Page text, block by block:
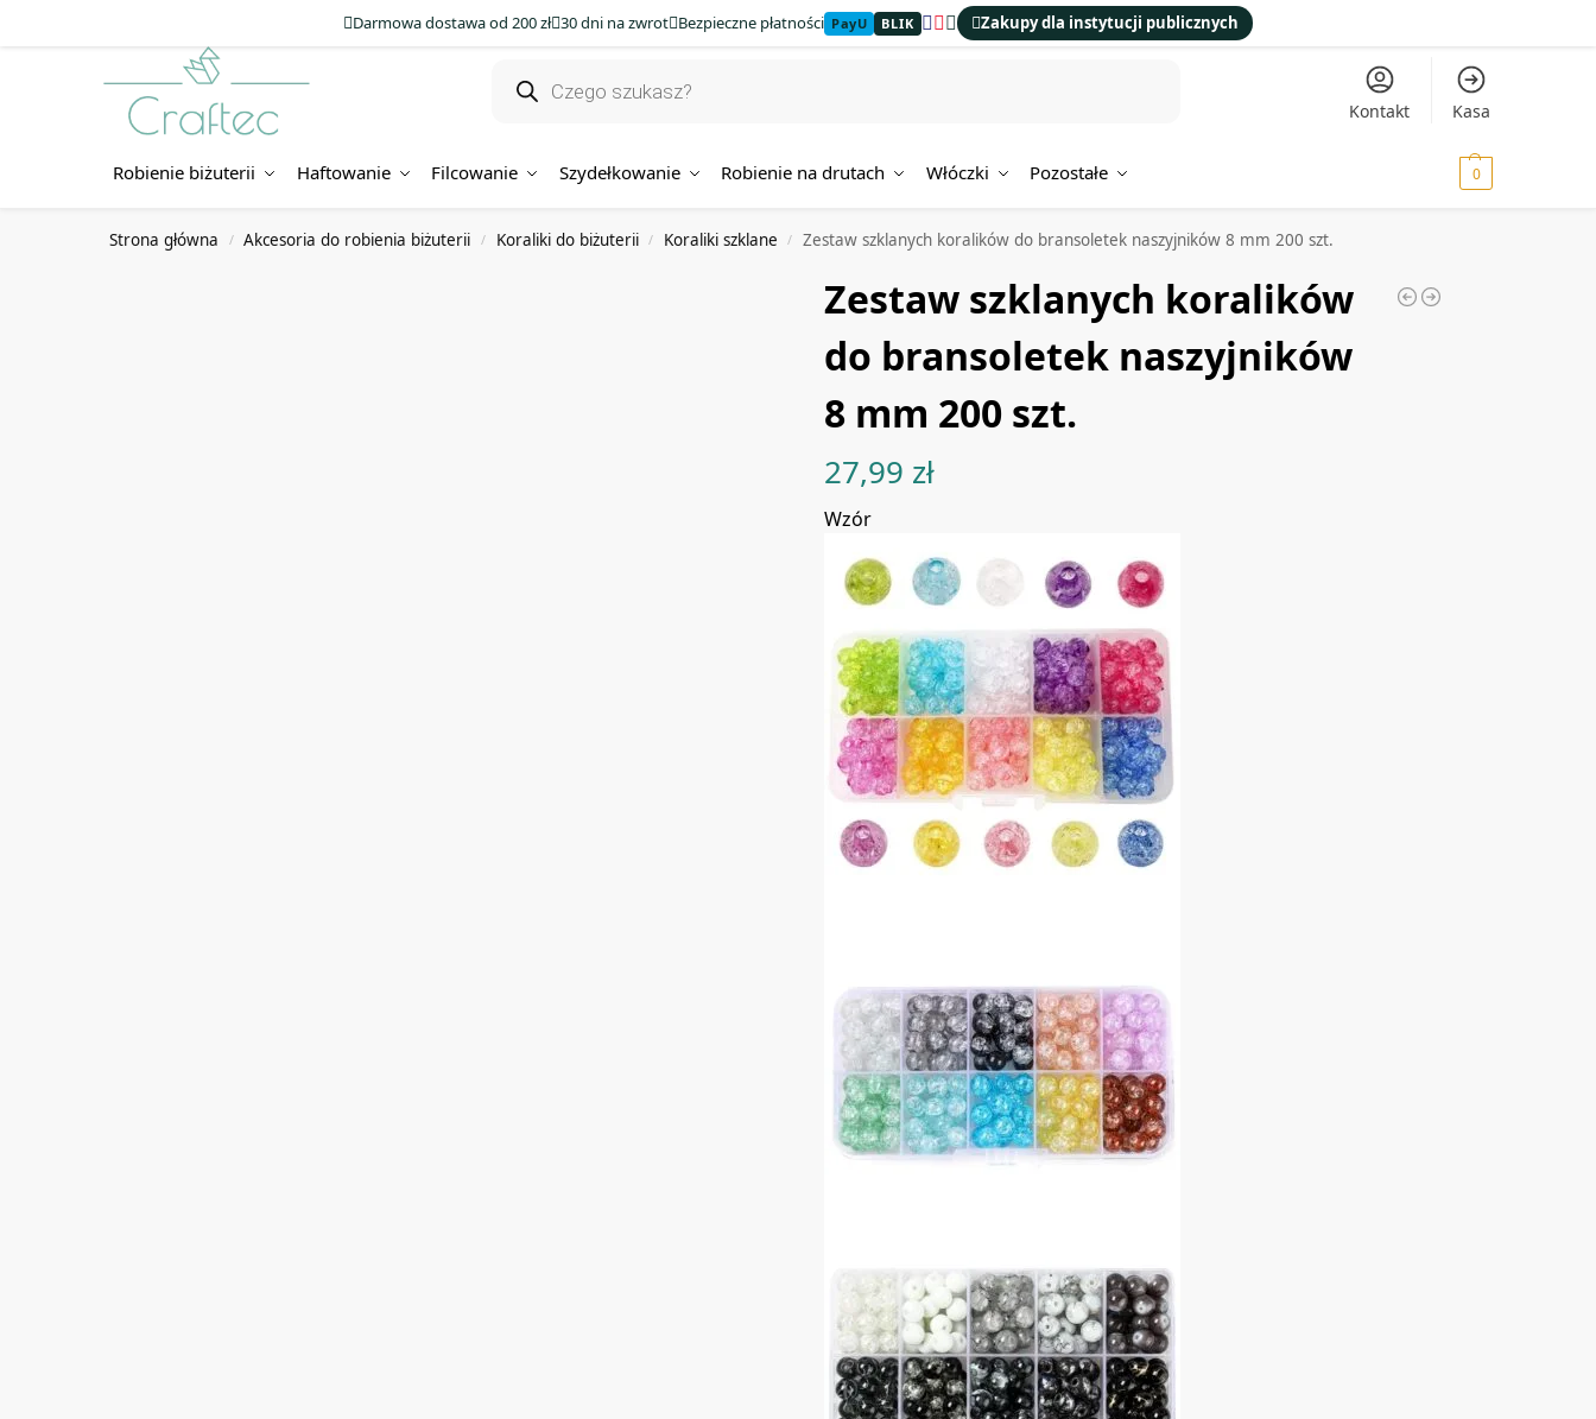
Darmowa dostawa od 200 zł 30 dni na zwrot Bezpieczne płatności PayU BLIK Zakupy dla instytucji publicznych
Kontakt Kasa
Robienie biżuterii Haftowanie Filcowanie Szydełkowanie Robienie na drutach Włóczki Pozostałe 0
Strona główna / Akcesoria do robienia biżuterii / Koraliki do biżuterii / Koraliki szklane / Zestaw szklanych koralików do bransoletek naszyjników 8 mm 200 szt.
Zestaw szklanych koralików
do bransoletek naszyjników
8 mm 200 szt.
27,99 zł
Wzór